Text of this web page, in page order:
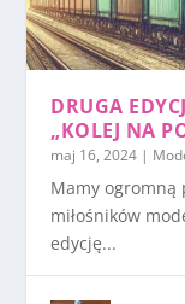
DRUGA
„KOLEJ NA
maj 16, 2024 |
Mamy ogromną
miłośników
edycję...